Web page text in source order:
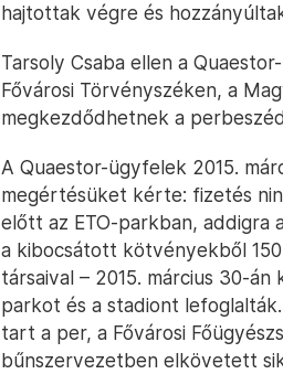
hajtottak végre és
Tarsoly Csaba ellen a
Fővárosi Törvényszéken, a
megkezdődhetnek a
A Quaestor-ügyfelek 2015.
megértésüket kérte: fizetés
előtt az ETO-parkban, addigra
a kibocsátott kötvényekből
társaival – 2015. március 30-
parkot és a stadiont
tart a per, a Fővárosi
bűnszervezetben elkövetett